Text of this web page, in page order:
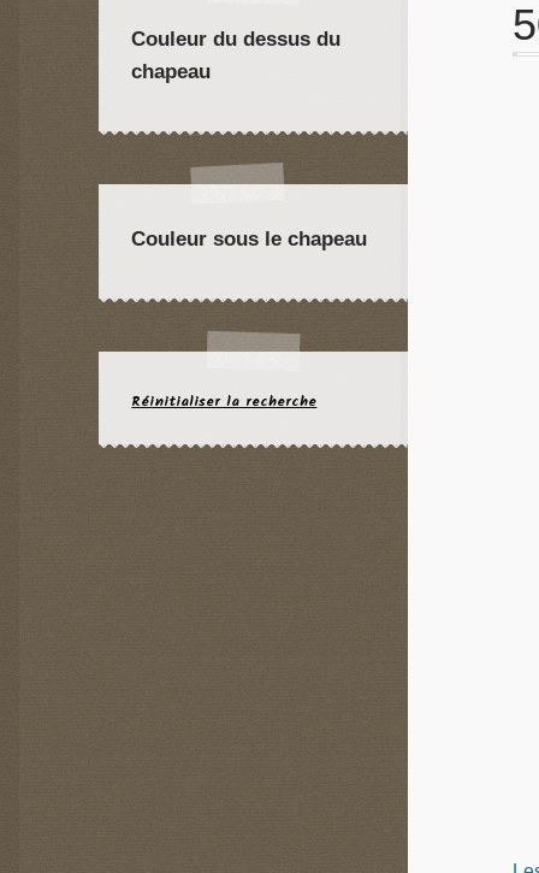
Couleur du dessus du
chapeau
Couleur sous le chapeau
Réinitialiser la recherche